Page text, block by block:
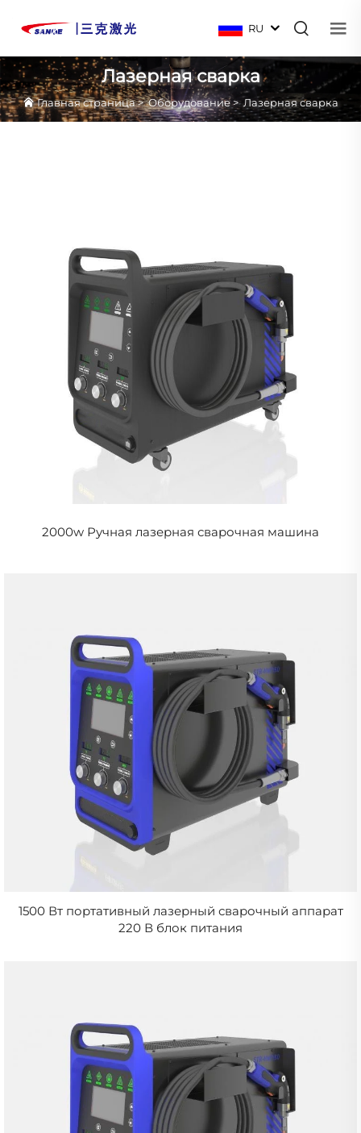
RU
Лазерная сварка
Главная страница>Оборудование>Лазерная сварка
2000w Ручная лазерная сварочная машина
1500 Вт портативный лазерный сварочный аппарат
220 В блок питания